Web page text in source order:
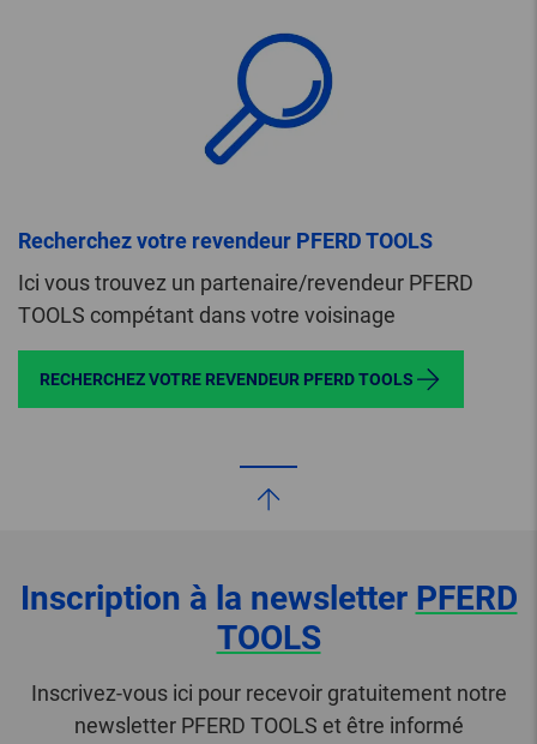
Recherchez votre revendeur PFERD TOOLS
Ici vous trouvez un partenaire/revendeur PFERD
TOOLS compétant dans votre voisinage
RECHERCHEZ VOTRE REVENDEUR PFERD TOOLS
Inscription à la newsletter PFERD
TOOLS
Inscrivez-vous ici pour recevoir gratuitement notre
newsletter PFERD TOOLS et être informé